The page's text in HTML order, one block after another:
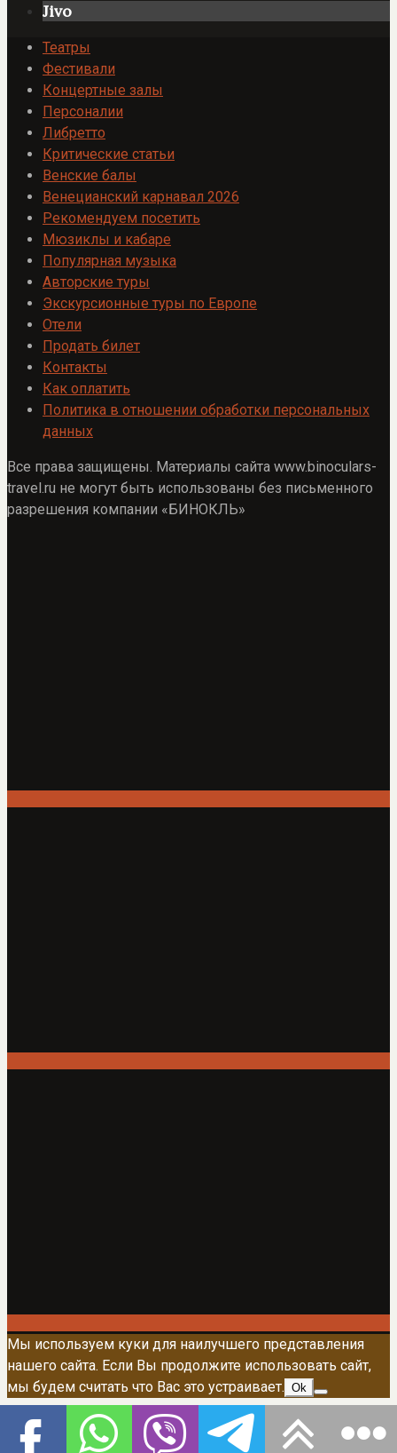
Jivo
Театры
Фестивали
Концертные залы
Персоналии
Либретто
Критические статьи
Венские балы
Венецианский карнавал 2026
Рекомендуем посетить
Мюзиклы и кабаре
Популярная музыка
Авторские туры
Экскурсионные туры по Европе
Отели
Продать билет
Контакты
Как оплатить
Политика в отношении обработки персональных
данных
Все права защищены. Материалы сайта www.binoculars-
travel.ru не могут быть использованы без письменного
разрешения компании «БИНОКЛЬ»
Мы используем куки для наилучшего представления
нашего сайта. Если Вы продолжите использовать сайт,
мы будем считать что Вас это устраивает. Ok